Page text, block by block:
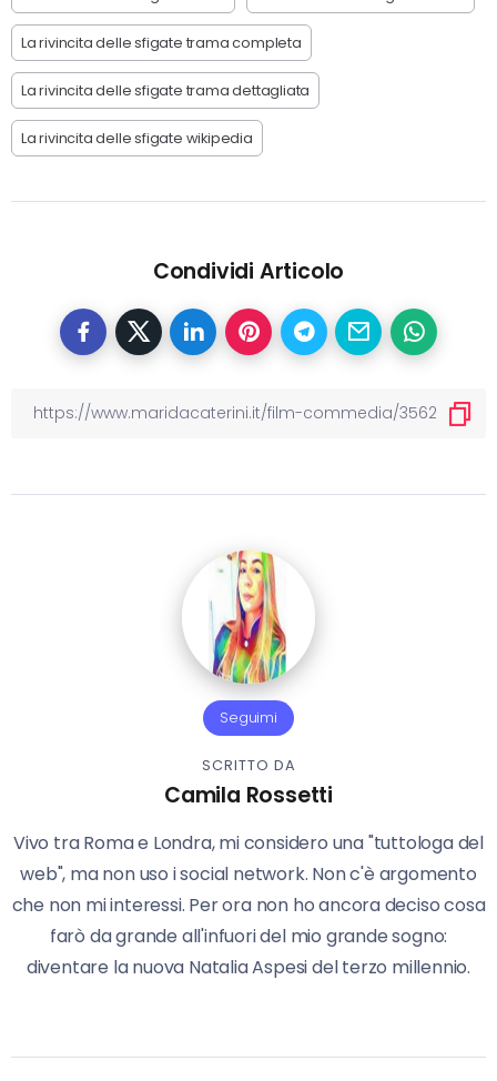
La rivincita delle sfigate trama completa
La rivincita delle sfigate trama dettagliata
La rivincita delle sfigate wikipedia
Condividi Articolo
Seguimi
SCRITTO DA
Camila Rossetti
Vivo tra Roma e Londra, mi considero una "tuttologa del
web", ma non uso i social network. Non c'è argomento
che non mi interessi. Per ora non ho ancora deciso cosa
farò da grande all'infuori del mio grande sogno:
diventare la nuova Natalia Aspesi del terzo millennio.